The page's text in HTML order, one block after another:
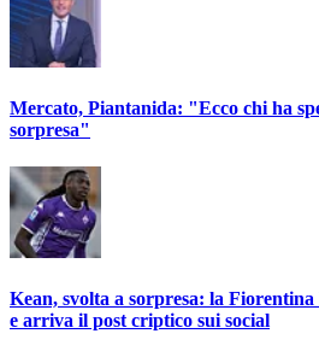
Mercato, Piantanida: "Ecco chi ha
sorpresa"
Kean, svolta a sorpresa: la
e arriva il post criptico sui social